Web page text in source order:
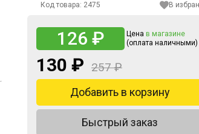
Код товара: 2475 В
126 ₽ Цена в магазине
(оплата наличными)
130 ₽ 257 ₽
Добавить в корзину
Быстрый заказ